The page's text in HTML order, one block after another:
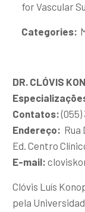
for Vascular
Categories:
DR. CLÓVIS
Contatos:(055)
Endereço: Rua
Ed. Centro
E-mail:
Clóvis Luís
pela